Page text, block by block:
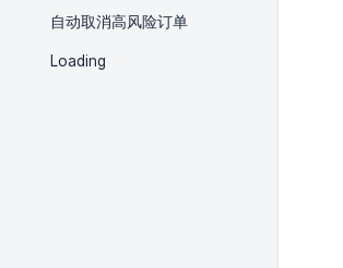
自动取消高风险订单
Loading